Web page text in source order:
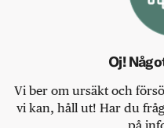
Oj!
Vi ber om ursäkt och
vi kan, håll ut! Har du